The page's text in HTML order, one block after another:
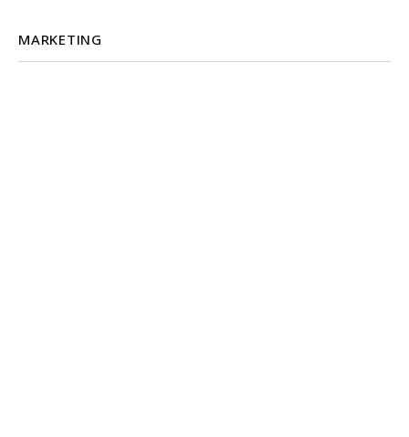
MARKETING